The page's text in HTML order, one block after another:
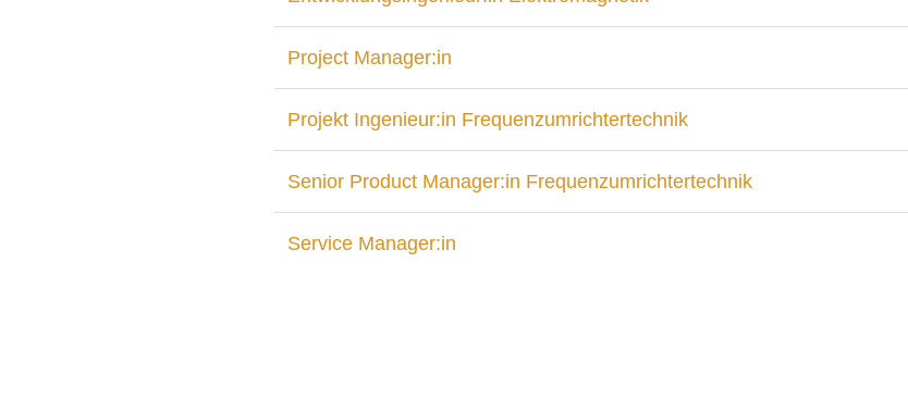
Project Manager:in
Projekt Ingenieur:in Frequenzumrichtertechnik
Senior Product Manager:in Frequenzumrichtertechnik
Service Manager:in